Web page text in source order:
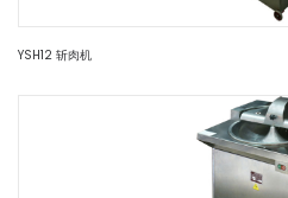
YSH12 斩肉机